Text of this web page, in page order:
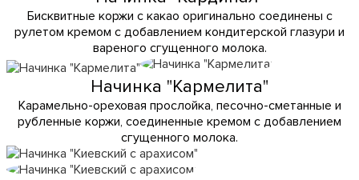
Бисквитные коржи с какао оригинально соединены с
рулетом кремом с добавлением кондитерской глазури и
вареного сгущенного молока.
Начинка "Кармелита"
Карамельно-ореховая прослойка, песочно-сметанные и
рубленные коржи, соединенные кремом с добавлением
сгущенного молока.